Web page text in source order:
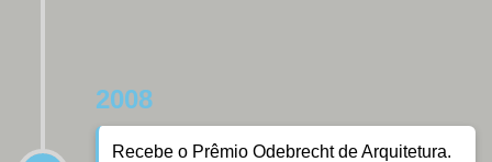
2008
Recebe o Prêmio Odebrecht de Arquitetura.